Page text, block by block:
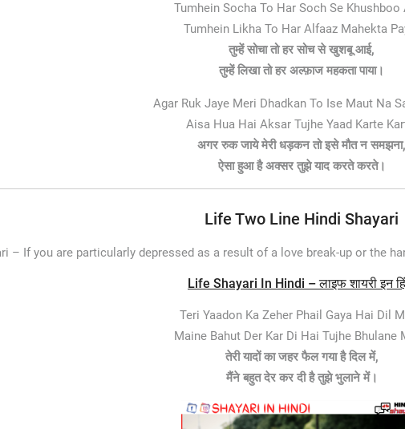
Tumhein Socha To Har Soch Se Khushboo
Tumhein Likha To Har Alfaaz Mahekta
तुम्हें सोचा तो हर सोच से खुशबू आई,
तुम्हें लिखा तो हर अल्फ़ाज महकता पाया।
Agar Ruk Jaye Meri Dhadkan To Ise Maut Na
Aisa Hua Hai Aksar Tujhe Yaad Karte
अगर रुक जाये मेरी धड़कन तो इसे मौत न समझना,
ऐसा हुआ है अक्सर तुझे याद करते करते।
Life Two Line Hindi Shayari
– If you are particularly depressed as a result of a love break-up or the
Life Shayari In Hindi – लाइफ शायरी इन
Teri Yaadon Ka Zeher Phail Gaya Hai Dil
Maine Bahut Der Kar Di Hai Tujhe Bhulane
तेरी यादों का जहर फैल गया है दिल में,
मैंने बहुत देर कर दी है तुझे भुलाने में।